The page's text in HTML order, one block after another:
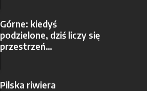
Górne: kiedyś
podzielone, dziś liczy się
przestrzeń…
Pilska riwiera